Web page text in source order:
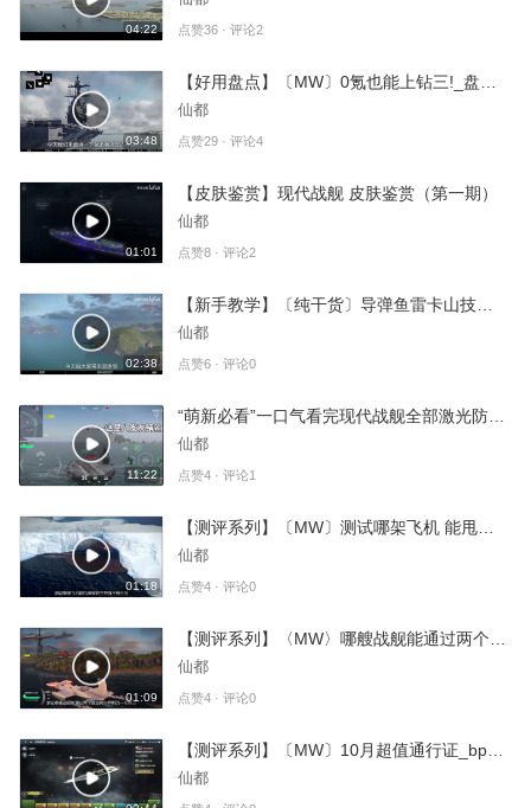
04:22 点赞36 · 评论2
03:48
仙都
点赞29 · 评论4
01:01
【皮肤鉴赏】现代战舰 皮肤鉴赏（第一期）
仙都
点赞8 · 评论2
02:38
仙都
点赞6 · 评论0
11:22
仙都
点赞4 · 评论1
01:18
仙都
点赞4 · 评论0
01:09
仙都
点赞4 · 评论0
仙都